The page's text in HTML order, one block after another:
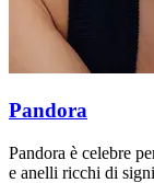
Pandora
Pandora è celebre
e anelli ricchi di